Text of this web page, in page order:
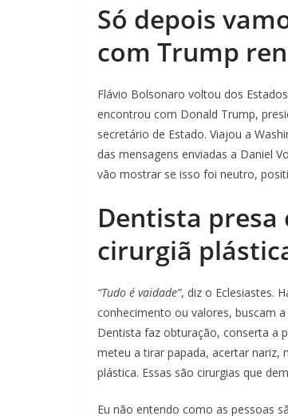
Só depois
com Trump
Flávio Bolsonaro voltou dos
encontrou com Donald Trump,
secretário de Estado. Viajou a
das mensagens enviadas a Daniel
vão mostrar se isso foi neutro,
Dentista presa
cirurgiã
“Tudo é vaidade”, diz o Eclesiastes.
conhecimento ou valores, buscam
Dentista faz obturação, conserta a
meteu a tirar papada, acertar nariz,
plástica. Essas são cirurgias que
Eu não entendo como as pessoas